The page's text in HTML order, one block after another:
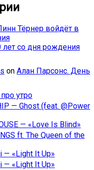
Тёрнер войдёт в
лет со дня рождения
on Алан Парсонс. День
утро
— Ghost (feat. @Power
— «Love Is Blind»
ft. The Queen of the
— «Light It Up»
— «Light It Up»